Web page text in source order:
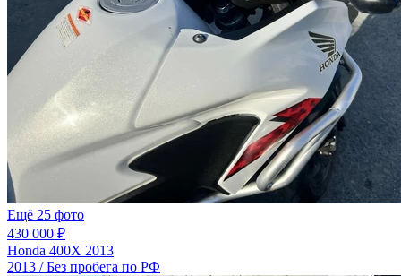
Ещё 25 фото
430 000 ₽
Honda 400X 2013
2013 / Без пробега по РФ